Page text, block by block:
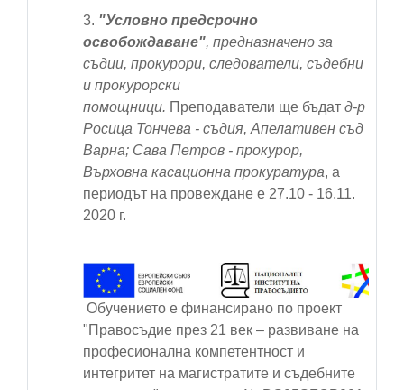
3. "Условно предсрочно
освобождаване", предназначено за
съдии, прокурори, следователи, съдебни
и прокурорски
помощници. Преподаватели ще бъдат д-р
Росица Тончева - съдия, Апелативен съд
Варна; Сава Петров - прокурор,
Върховна касационна прокуратура, а
периодът на провеждане е 27.10 - 16.11.
2020 г.
Обучението е финансирано по проект
"Правосъдие през 21 век – развиване на
професионална компетентност и
интегритет на магистратите и съдебните